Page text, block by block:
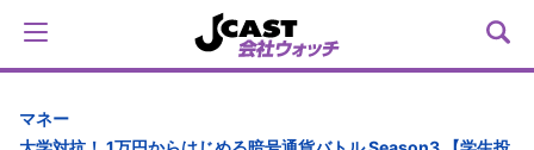
マネー